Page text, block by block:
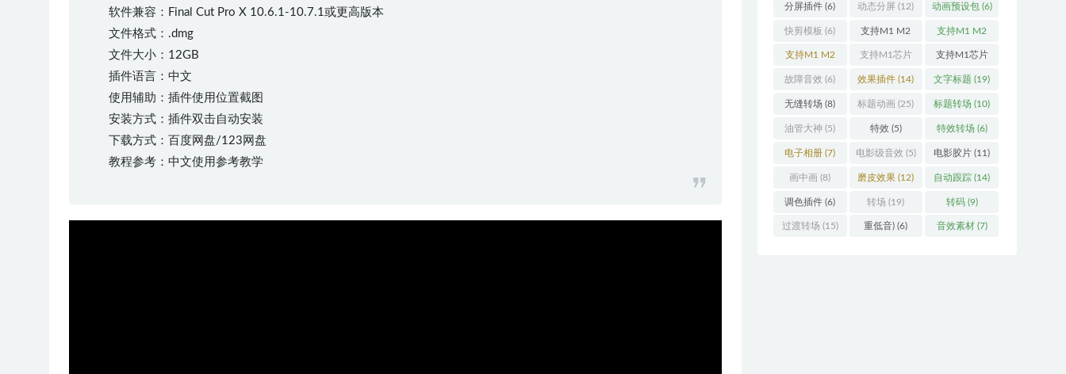
软件兼容：Final Cut Pro X 10.6.1-10.7.1或更高版本
文件格式：.dmg
文件大小：12GB
插件语言：中文
使用辅助：插件使用位置截图
安装方式：插件双击自动安装
下载方式：百度网盘/123网盘
教程参考：中文使用参考教学
分屏插件 (6) 动态分屏 (12) 动画预设包(6)
快剪模板 (6) 支持M1 M2
(18)
支持M1 M2
M3(25)
支持M1 M2
M3 M4(25)
支持M1芯片
(5)
支持M1芯片
fcpx插件
(460)
故障音效 (6) 效果插件 (14) 文字标题 (19)
无缝转场 (8) 标题动画 (25) 标题转场 (10)
油管大神 (5) 特效 (5) 特效转场 (6)
电子相册 (7) 电影级音效 (5) 电影胶片 (11)
画中画 (8) 磨皮效果 (12) 自动跟踪 (14)
调色插件 (6) 转场 (19) 转码(9)
过渡转场 (15) 重低音) (6) 音效素材(7)